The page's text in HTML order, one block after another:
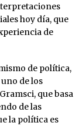
hoy día, que
de
de política,
uno de los
que basa
de las
la política es